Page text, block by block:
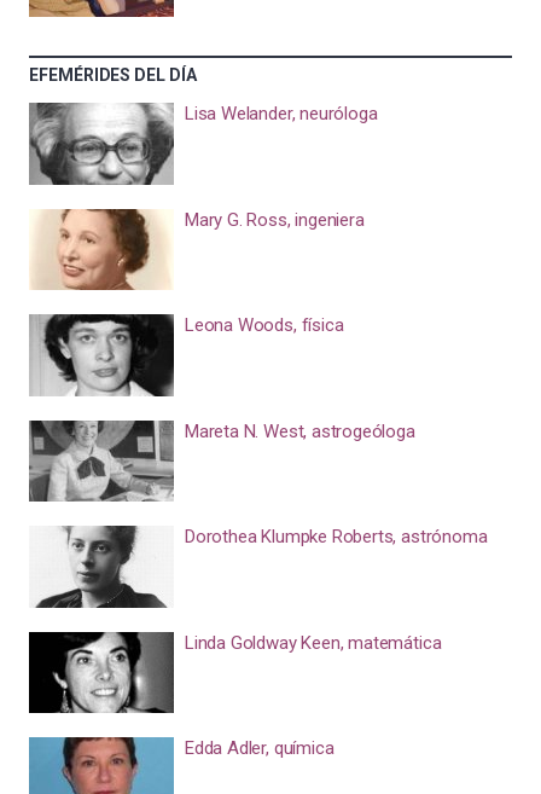
EFEMÉRIDES DEL DÍA
Lisa Welander, neuróloga
Mary G. Ross, ingeniera
Leona Woods, física
Mareta N. West, astrogeóloga
Dorothea Klumpke Roberts, astrónoma
Linda Goldway Keen, matemática
Edda Adler, química